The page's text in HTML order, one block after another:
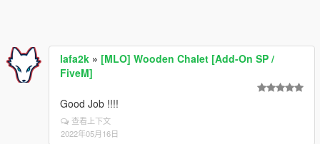
lafa2k » [MLO] Wooden Chalet [Add-On SP /
FiveM]
Good Job !!!!
查看上下文
2022年05月16日